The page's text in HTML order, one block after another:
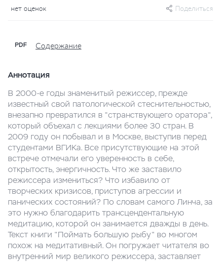
нет оценок Поделиться
PDF Содержание
Аннотация
В 2000-е годы знаменитый режиссер, прежде
известный свой патологической стеснительностью,
внезапно превратился в "странствующего оратора",
который объехал с лекциями более 30 стран. В
2009 году он побывал и в Москве, выступив перед
студентами ВГИКа. Все присутствующие на этой
встрече отмечали его уверенность в себе,
открытость, энергичность. Что же заставило
режиссера измениться? Что избавило от
творческих кризисов, приступов агрессии и
панических состояний? По словам самого Линча, за
это нужно благодарить трансцендентальную
медитацию, которой он занимается дважды в день.
Текст книги "Поймать большую рыбу" во многом
похож на медитативный. Он погружает читателя во
внутренний мир великого режиссера, заставляет